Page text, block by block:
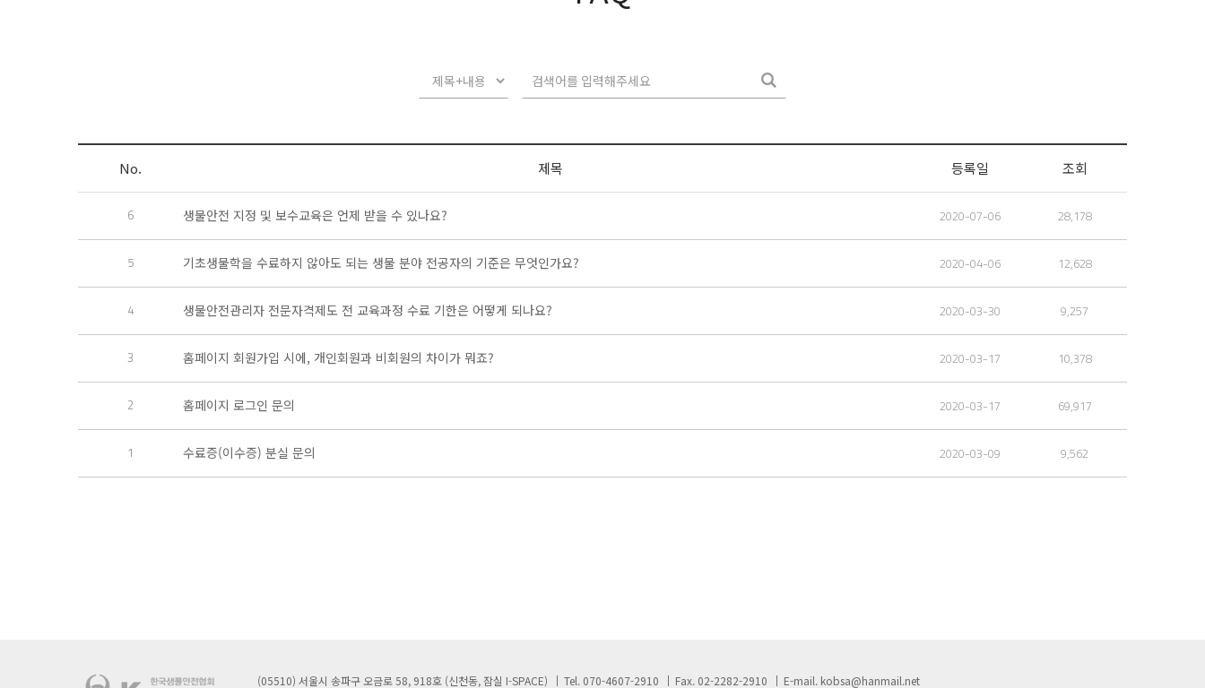
No. 제목 등록일 조회
6 생물안전 지정 및 보수교육은 언제 받을 수 있나요? 2020-07-06 28,178
5 기초생물학을 수료하지 않아도 되는 생물 분야 전공자의 기준은 무엇인가요? 2020-04-06 12,628
4 생물안전관리자 전문자격제도 전 교육과정 수료 기한은 어떻게 되나요? 2020-03-30 9,257
3 홈페이지 회원가입 시에, 개인회원과 비회원의 차이가 뭐죠? 2020-03-17 10,378
2 홈페이지 로그인 문의 2020-03-17 69,917
1 수료증(이수증) 분실 문의 2020-03-09 9,562
(05510) 서울시 송파구 오금로 58, 918호 (신천동, 잠실 I-SPACE) Tel. 070-4607-2910 Fax. 02-2282-2910 E-mail. kobsa@hanmail.net